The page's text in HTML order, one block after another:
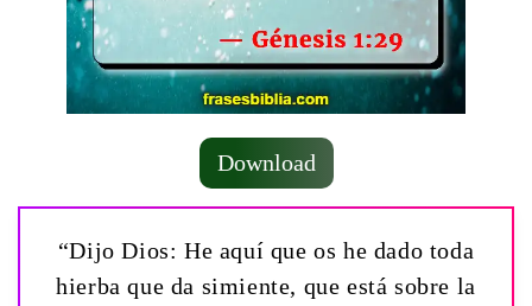
Download
“Dijo Dios: He aquí que os he dado toda
hierba que da simiente, que está sobre la